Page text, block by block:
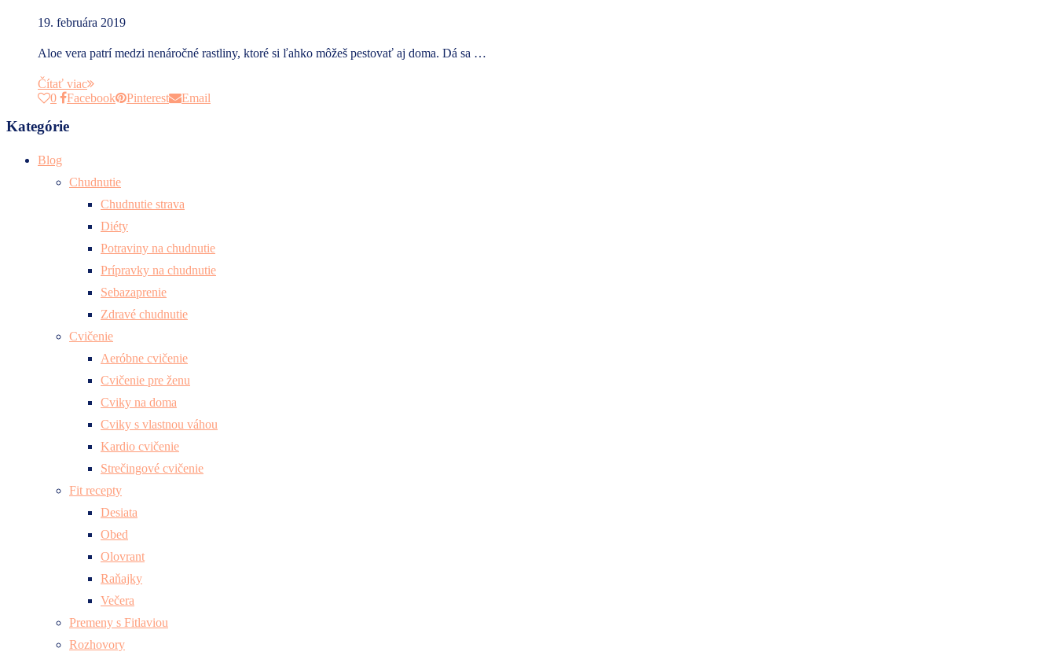
19. februára 2019
Aloe vera patrí medzi nenáročné rastliny, ktoré si ľahko môžeš pestovať aj doma. Dá sa …
Čítať viac
0
Facebook Pinterest Email
Kategórie
Blog
Chudnutie
Chudnutie strava
Diéty
Potraviny na chudnutie
Prípravky na chudnutie
Sebazaprenie
Zdravé chudnutie
Cvičenie
Aeróbne cvičenie
Cvičenie pre ženu
Cviky na doma
Cviky s vlastnou váhou
Kardio cvičenie
Strečingové cvičenie
Fit recepty
Desiata
Obed
Olovrant
Raňajky
Večera
Premeny s Fitlaviou
Rozhovory